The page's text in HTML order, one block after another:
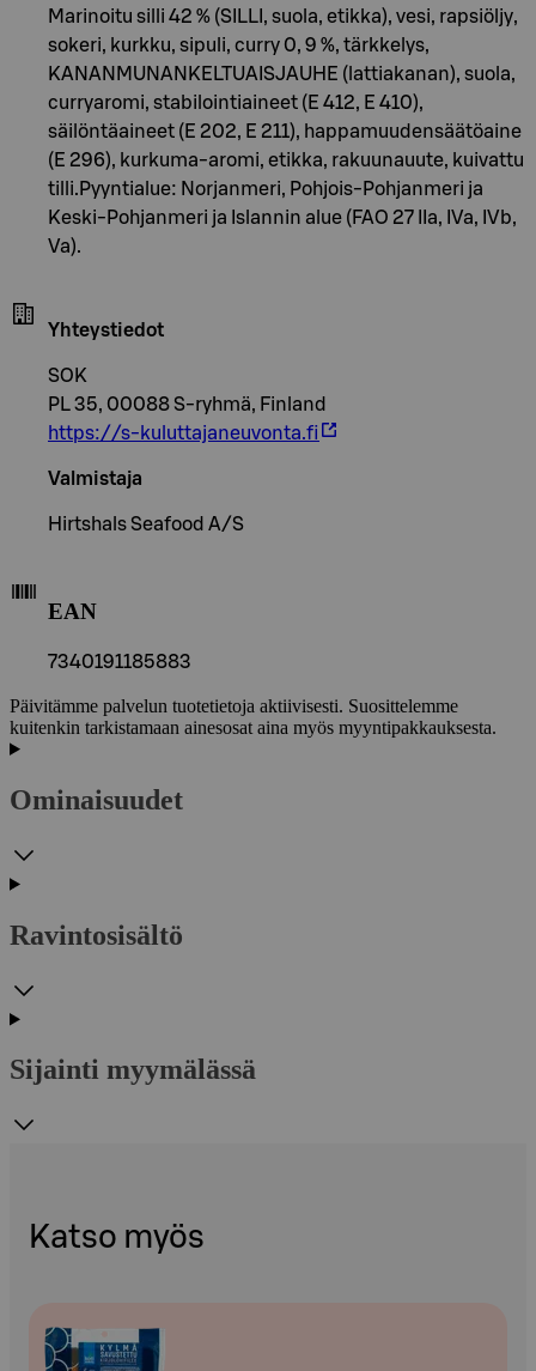
Marinoitu silli 42 % (SILLI, suola, etikka), vesi, rapsiöljy,
sokeri, kurkku, sipuli, curry 0, 9 %, tärkkelys,
KANANMUNANKELTUAISJAUHE (lattiakanan), suola,
curryaromi, stabilointiaineet (E 412, E 410),
säilöntäaineet (E 202, E 211), happamuudensäätöaine
(E 296), kurkuma-aromi, etikka, rakuunauute, kuivattu
tilli.Pyyntialue: Norjanmeri, Pohjois-Pohjanmeri ja
Keski-Pohjanmeri ja Islannin alue (FAO 27 IIa, IVa, IVb,
Va).
Yhteystiedot
SOK
PL 35, 00088 S-ryhmä, Finland
https://s-kuluttajaneuvonta.fi
Valmistaja
Hirtshals Seafood A/S
EAN
7340191185883
Päivitämme palvelun tuotetietoja aktiivisesti. Suosittelemme
kuitenkin tarkistamaan ainesosat aina myös myyntipakkauksesta.
Ominaisuudet
Ravintosisältö
Sijainti myymälässä
Katso myös